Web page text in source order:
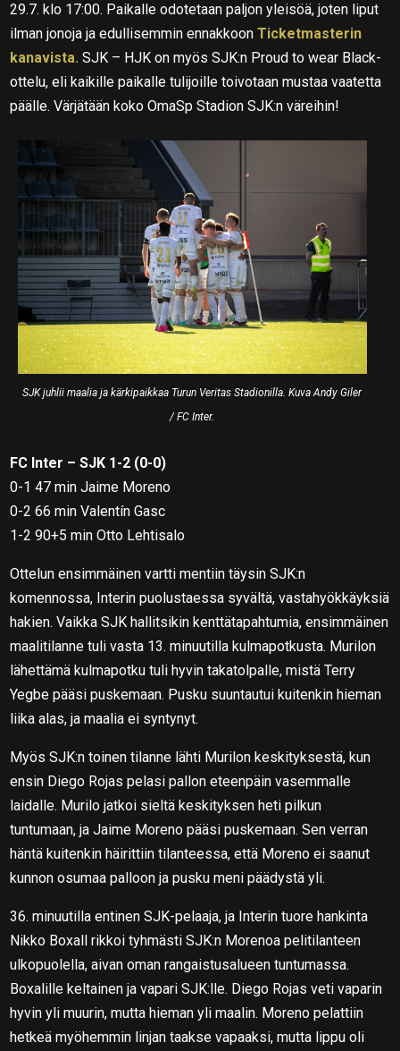
29.7. klo 17:00. Paikalle odotetaan paljon yleisöä, joten liput
ilman jonoja ja edullisemmin ennakkoonTicketmasterin
kanavista.SJK – HJK on myös SJK:n Proud to wear Black-
ottelu, eli kaikille paikalle tulijoille toivotaan mustaa vaatetta
päälle. Värjätään koko OmaSp Stadion SJK:n väreihin!
SJK juhlii maalia ja kärkipaikkaa Turun Veritas Stadionilla. Kuva Andy Giler
/ FC Inter.
FC Inter – SJK 1-2 (0-0)
0-1 47 min Jaime Moreno
0-2 66 min Valentín Gasc
1-2 90+5 min Otto Lehtisalo
Ottelun ensimmäinen vartti mentiin täysin SJK:n
komennossa, Interin puolustaessa syvältä, vastahyökkäyksiä
hakien. Vaikka SJK hallitsikin kenttätapahtumia, ensimmäinen
maalitilanne tuli vasta 13. minuutilla kulmapotkusta. Murilon
lähettämä kulmapotku tuli hyvin takatolpalle, mistä Terry
Yegbe pääsi puskemaan. Pusku suuntautui kuitenkin hieman
liika alas, ja maalia ei syntynyt.
Myös SJK:n toinen tilanne lähti Murilon keskityksestä, kun
ensin Diego Rojas pelasi pallon eteenpäin vasemmalle
laidalle. Murilo jatkoi sieltä keskityksen heti pilkun
tuntumaan, ja Jaime Moreno pääsi puskemaan. Sen verran
häntä kuitenkin häirittiin tilanteessa, että Moreno ei saanut
kunnon osumaa palloon ja pusku meni päädystä yli.
36. minuutilla entinen SJK-pelaaja, ja Interin tuore hankinta
Nikko Boxall rikkoi tyhmästi SJK:n Morenoa pelitilanteen
ulkopuolella, aivan oman rangaistusalueen tuntumassa.
Boxalille keltainen ja vapari SJK:lle. Diego Rojas veti vaparin
hyvin yli muurin, mutta hieman yli maalin. Moreno pelattiin
hetkeä myöhemmin linjan taakse vapaaksi, mutta lippu oli